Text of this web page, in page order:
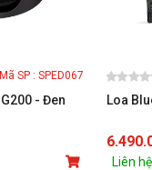
Mã SP : SPED067
- Đen Loa
Liên